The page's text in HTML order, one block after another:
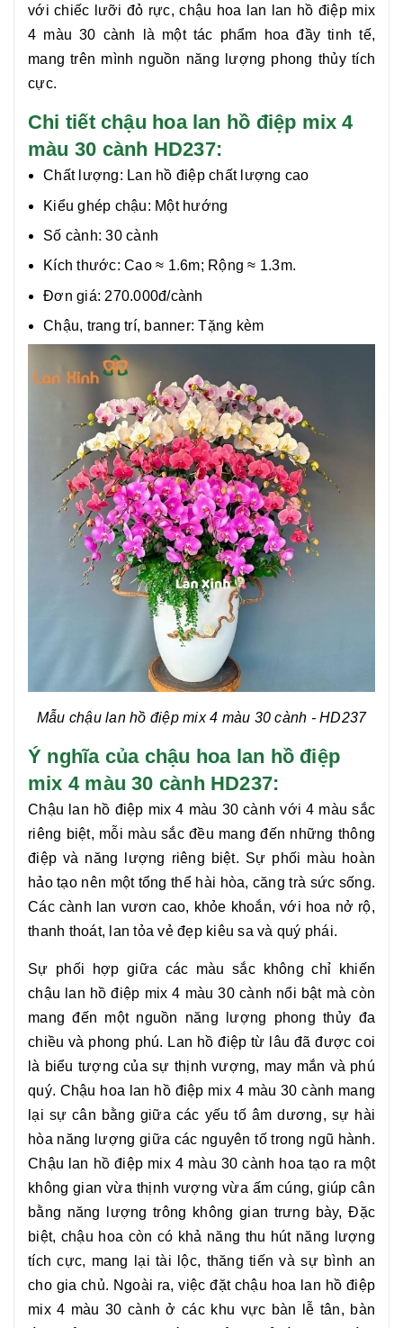
với chiếc lưỡi đỏ rực, chậu hoa lan
lan hồ điệp mix
4 màu 30 cành là một tác phẩm hoa đầy tinh tế,
mang trên mình nguồn năng lượng phong thủy tích
cực.
Chi tiết chậu hoa lan hồ điệp mix 4
màu 30 cành HD237:
Chất lượng: Lan hồ điệp chất lượng cao
Kiểu ghép chậu: Một hướng
Số cành: 30 cành
Kích thước: Cao ≈ 1.6m; Rộng ≈ 1.3m.
Đơn giá: 270.000đ/cành
Chậu, trang trí, banner: Tặng kèm
Mẫu chậu lan hồ điệp mix 4 màu 30 cành - HD237
Ý nghĩa của chậu hoa lan hồ điệp
mix 4 màu 30 cành HD237:
Chậu lan hồ điệp mix 4 màu 30 cành với 4 màu sắc
riêng biệt, mỗi màu sắc đều mang đến những thông
điệp và năng lượng riêng biệt. Sự phối màu hoàn
hảo tạo nên một tổng thể hài hòa, căng trà sức sống.
Các cành lan vươn cao, khỏe khoắn, với hoa nở rộ,
thanh thoát, lan tỏa vẻ đẹp kiêu sa và quý phái.
Sự phối hợp giữa các màu sắc không chỉ khiến
chậu lan hồ điệp mix 4 màu 30 cành nổi bật mà còn
mang đến một nguồn năng lượng phong thủy đa
chiều và phong phú. Lan hồ điệp từ lâu đã được coi
là biểu tượng của sự thịnh vượng, may mắn và phú
quý. Chậu hoa lan hồ điệp mix 4 màu 30 cành mang
lại sự cân bằng giữa các yếu tố âm dương, sự hài
hòa năng lượng giữa các nguyên tố trong ngũ hành.
Chậu lan hồ điệp mix 4 màu 30 cành hoa tạo ra một
không gian vừa thịnh vượng vừa ấm cúng, giúp cân
bằng năng lượng trông không gian trưng bày, Đặc
biệt, chậu hoa còn có khả năng thu hút năng lượng
tích cực, mang lại tài lộc, thăng tiến và sự bình an
cho gia chủ. Ngoài ra, việc đặt chậu hoa lan hồ điệp
mix 4 màu 30 cành ở các khu vực bàn lễ tân, bàn